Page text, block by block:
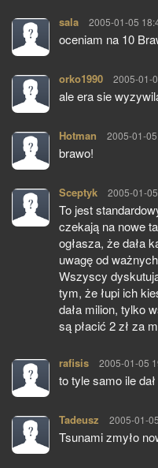
sala pisze:
2005-01-05
oceniam na 10
orko1990 pisze:
2005-01-
ale era sie
Hotman pisze:
2005-01-
brawo!
Sceptyk pisze:
2005-01-
To jest
czekają na nowe
ogłasza, że dała
uwagę od
Wszyscy
tym, że łupi ich
dała milion, tylko
są płacić 2 zł za
rafisis pisze:
2005-01-05
to tyle samo ile
Tadeusz pisze:
2005-01-
Tsunami zmyło